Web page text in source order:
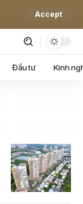
Accept
Đầu tư Kinh